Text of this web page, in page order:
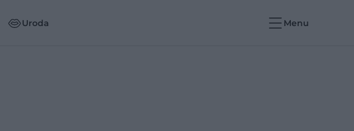
Uroda Menu